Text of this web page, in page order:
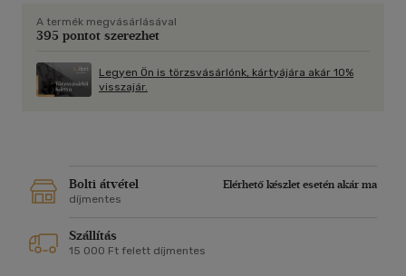
folyamatát. Tárgyalja a menedzsment és a környezet
egymásra hatását, külön fejezetet szentelve a globalizáció
található feladatok és esettanulmányok elősegítik az
ismeretanyagban való alaposabb elmélyülést.
A termék megvásárlásával
395 pontot szerezhet
Legyen Ön is törzsvásárlónk, kártyájára akár 10%
visszajár.
Bolti átvétel
Elérhető készlet esetén akár ma
díjmentes
Szállítás
15 000 Ft felett díjmentes